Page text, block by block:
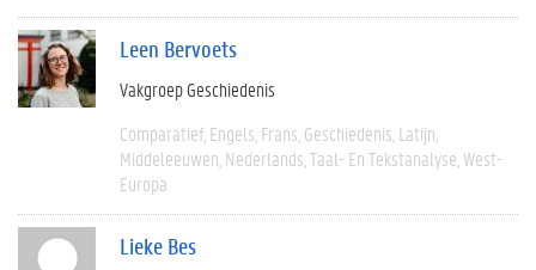
Leen Bervoets
Vakgroep Geschiedenis
Comparatief Engels Frans Geschiedenis Latijn
Middeleeuwen Nederlands Taal- En Tekstanalyse West-
Europa
Lieke Bes